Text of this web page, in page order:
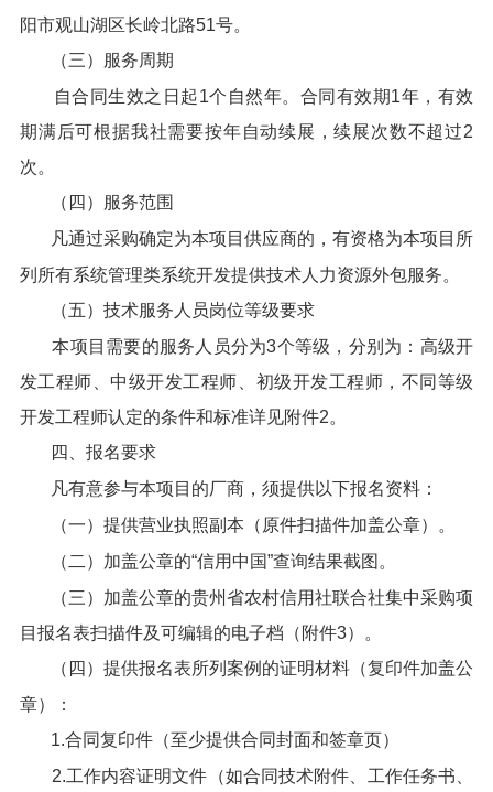
阳市观山湖区长岭北路51号。
（三）服务周期
自合同生效之日起1个自然年。合同有效期1年，有效
期满后可根据我社需要按年自动续展，续展次数不超过2
次。
（四）服务范围
凡通过采购确定为本项目供应商的，有资格为本项目所
列所有系统管理类系统开发提供技术人力资源外包服务。
（五）技术服务人员岗位等级要求
本项目需要的服务人员分为3个等级，分别为：高级开
发工程师、中级开发工程师、初级开发工程师，不同等级
开发工程师认定的条件和标准详见附件2。
四、报名要求
凡有意参与本项目的厂商，须提供以下报名资料：
（一）提供营业执照副本（原件扫描件加盖公章）。
（二）加盖公章的“信用中国”查询结果截图。
（三）加盖公章的贵州省农村信用社联合社集中采购项
目报名表扫描件及可编辑的电子档（附件3）。
（四）提供报名表所列案例的证明材料（复印件加盖公
章）：
1.合同复印件（至少提供合同封面和签章页）
2.工作内容证明文件（如合同技术附件、工作任务书、